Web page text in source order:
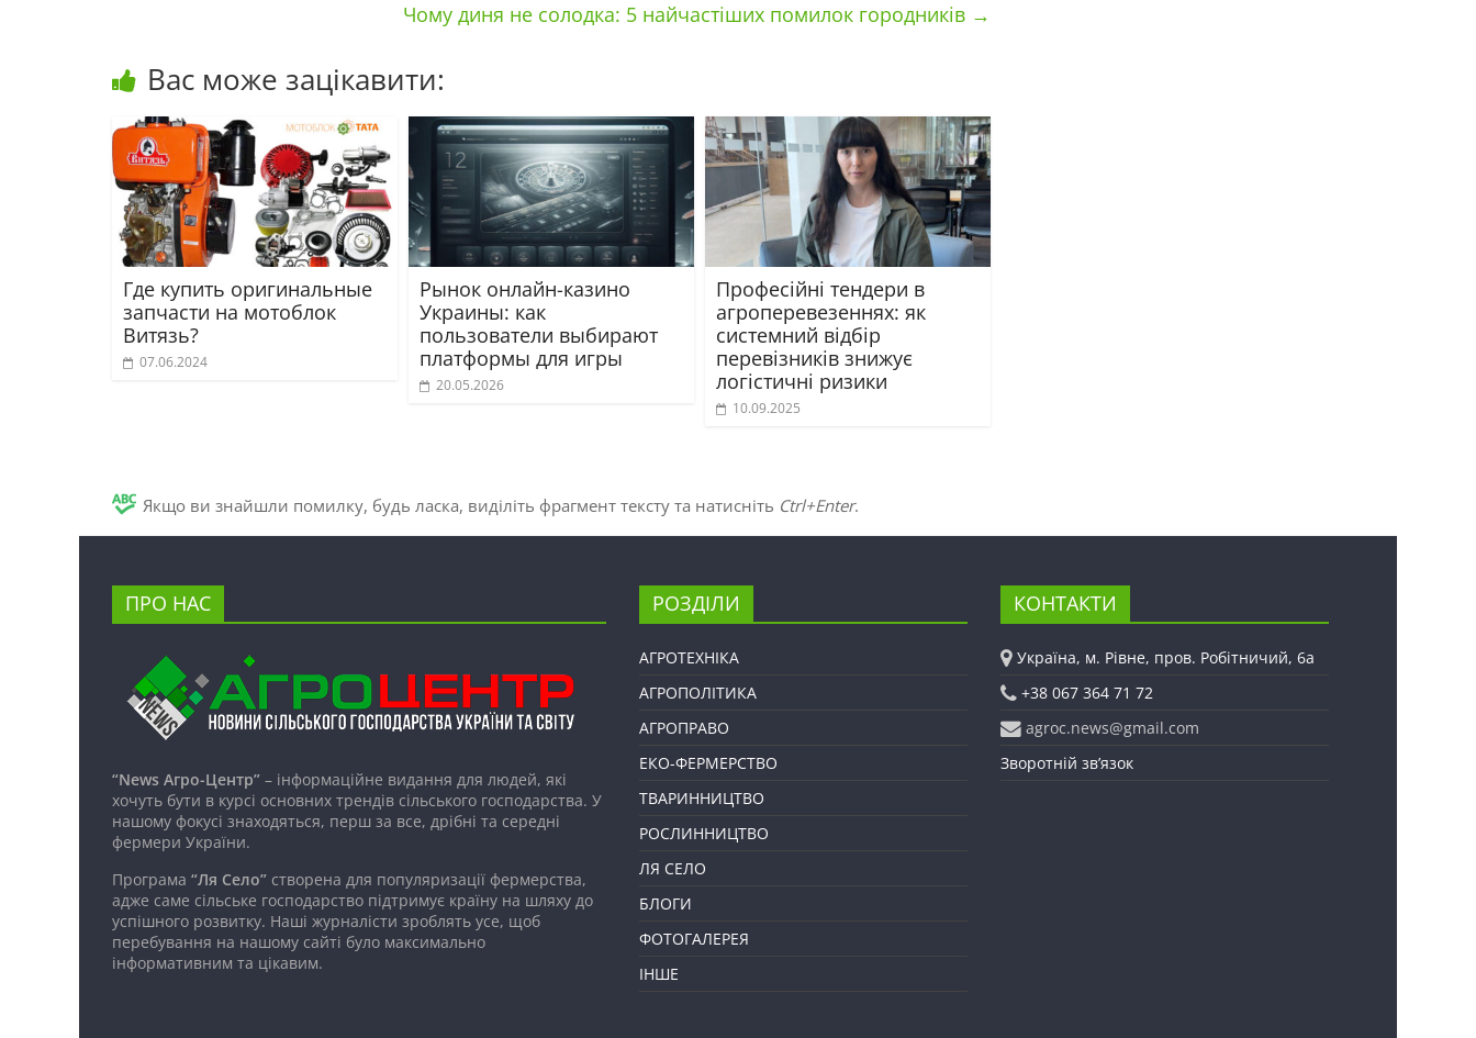
Чому диня не солодка: 5 найчастіших помилок городників →
Вас може зацікавити:
Где купить оригинальные
запчасти на мотоблок
Витязь?
07.06.2024
Рынок онлайн-казино
Украины: как
пользователи выбирают
платформы для игры
20.05.2026
Професійні тендери в
агроперевезеннях: як
системний відбір
перевізників знижує
логістичні ризики
10.09.2025
Якщо ви знайшли помилку, будь ласка, виділіть фрагмент тексту та натисніть Ctrl+Enter.
ПРО НАС
“News Агро-Центр” – інформаційне видання для людей, які
хочуть бути в курсі основних трендів сільського господарства. У
нашому фокусі знаходяться, перш за все, дрібні та середні
фермери України.
Програма “Ля Село” створена для популяризації фермерства,
адже саме сільське господарство підтримує країну на шляху до
успішного розвитку. Наші журналісти зроблять усе, щоб
перебування на нашому сайті було максимально
інформативним та цікавим.
РОЗДІЛИ
АГРОТЕХНІКА
АГРОПОЛІТИКА
АГРОПРАВО
ЕКО-ФЕРМЕРСТВО
ТВАРИННИЦТВО
РОСЛИННИЦТВО
ЛЯ СЕЛО
БЛОГИ
ФОТОГАЛЕРЕЯ
ІНШЕ
КОНТАКТИ
Україна, м. Рівне, пров. Робітничий, 6а
+38 067 364 71 72
agroc.news@gmail.com
Зворотній зв’язок